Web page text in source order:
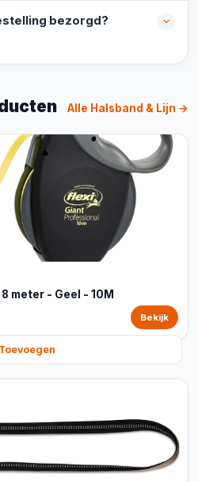
bezorgd?
Alle Halsband & Lijn →
meter - Geel - 10M
Bekijk
Toevoegen